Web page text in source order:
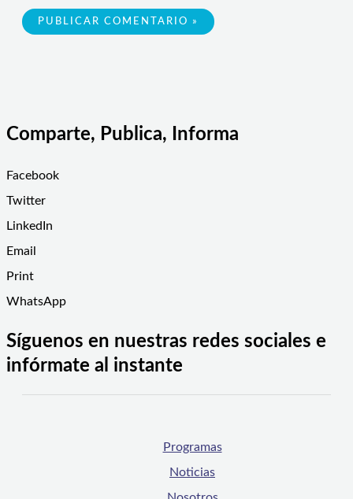
Comparte, Publica, Informa
Facebook
Twitter
LinkedIn
Email
Print
WhatsApp
Síguenos en nuestras redes sociales e
infórmate al instante
Programas
Noticias